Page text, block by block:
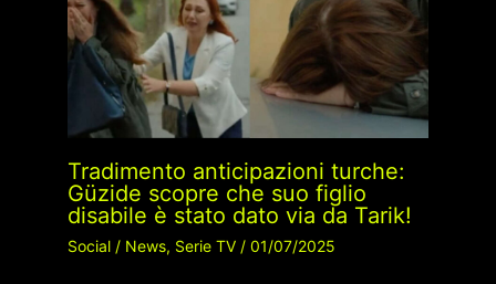
Tradimento anticipazioni turche:
Güzide scopre che suo figlio
disabile è stato dato via da Tarik!
Social/ News, Serie TV/ 01/07/2025